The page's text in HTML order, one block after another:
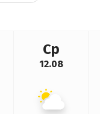
Ср
12.08